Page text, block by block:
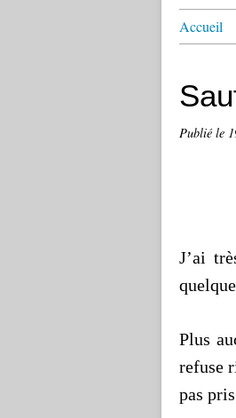
Accueil
Publié le
J’ai
Plus
refuse
pas